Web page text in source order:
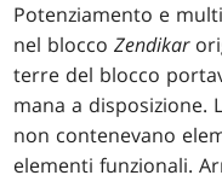
Potenziamento e
nel bloccoZendikar
terre del blocco
mana a disposizione.
non contenevano
elementi funzionali.